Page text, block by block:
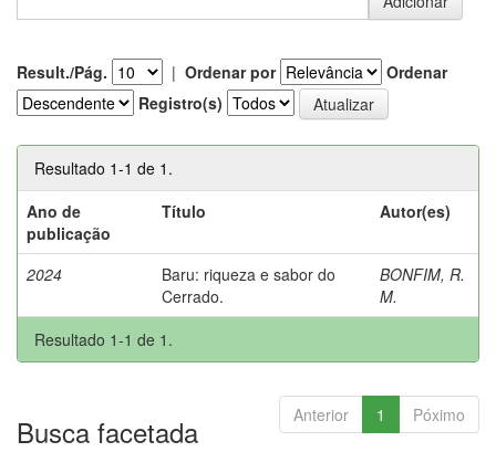
Result./Pág. | Ordenar por
Ordenar
Registro(s)
Resultado 1-1 de 1.
Ano de
publicação
Título Autor(es)
2024
Baru: riqueza e sabor do
Cerrado.
BONFIM, R.
M.
Resultado 1-1 de 1.
Anterior 1 Póximo
Busca facetada